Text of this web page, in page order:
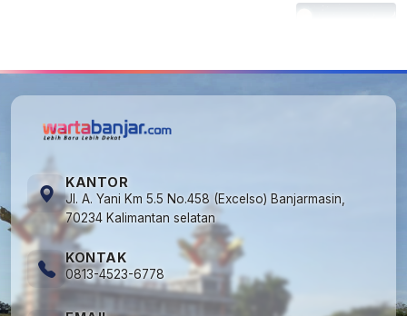
KANTOR
Jl. A. Yani Km 5.5 No.458 (Excelso) Banjarmasin,
70234 Kalimantan selatan
KONTAK
0813-4523-6778